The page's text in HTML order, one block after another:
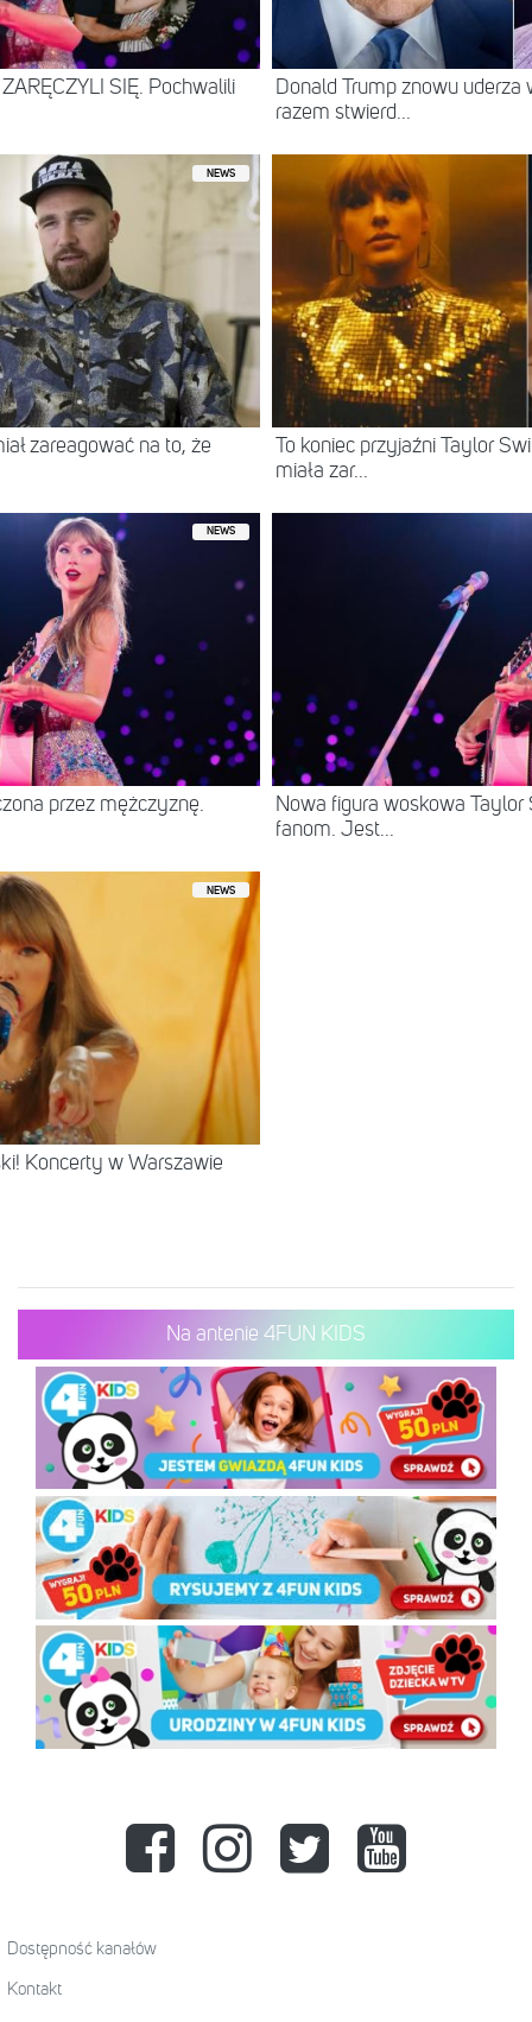
SIĘ. Pochwalili
Donald Trump znowu
razem stwierd...
NEWS
zareagować na to, że
To koniec przyjaźni Taylor
miała zar...
NEWS
przez mężczyznę.
Nowa figura woskowa Taylor
fanom. Jest...
NEWS
Koncerty w Warszawie
Na antenie 4FUN KIDS
Dostępność kanałów
Kontakt